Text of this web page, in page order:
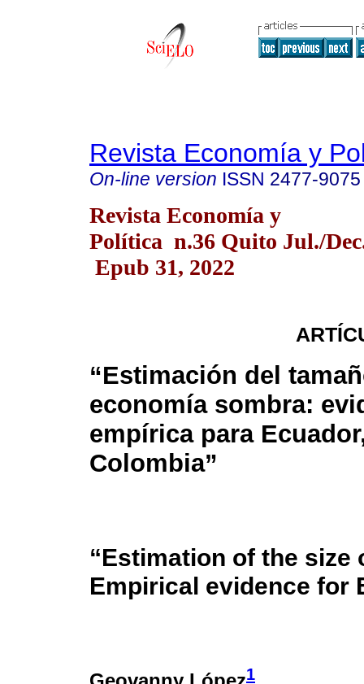
Revista Economía y
On-line version ISSN 2477-9075
Revista Economía y
Política n.36 Quito Jul./
Epub 31, 2022
“Estimación del
economía sombra:
empírica para
Colombia”
“Estimation of the size
Empirical evidence for
1